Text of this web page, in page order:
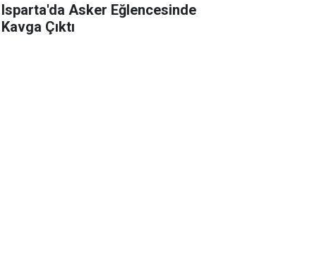
Isparta'da Asker Eğlencesinde
Kavga Çıktı